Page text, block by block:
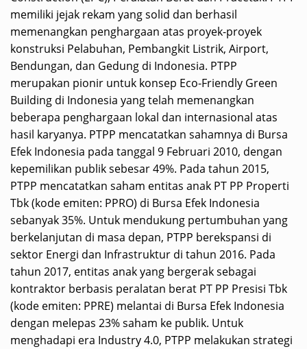
memiliki jejak rekam yang solid dan berhasil
memenangkan penghargaan atas proyek-proyek
konstruksi Pelabuhan, Pembangkit Listrik, Airport,
Bendungan, dan Gedung di Indonesia. PTPP
merupakan pionir untuk konsep Eco-Friendly Green
Building di Indonesia yang telah memenangkan
beberapa penghargaan lokal dan internasional atas
hasil karyanya. PTPP mencatatkan sahamnya di Bursa
Efek Indonesia pada tanggal 9 Februari 2010, dengan
kepemilikan publik sebesar 49%. Pada tahun 2015,
PTPP mencatatkan saham entitas anak PT PP Properti
Tbk (kode emiten: PPRO) di Bursa Efek Indonesia
sebanyak 35%. Untuk mendukung pertumbuhan yang
berkelanjutan di masa depan, PTPP berekspansi di
sektor Energi dan Infrastruktur di tahun 2016. Pada
tahun 2017, entitas anak yang bergerak sebagai
kontraktor berbasis peralatan berat PT PP Presisi Tbk
(kode emiten: PPRE) melantai di Bursa Efek Indonesia
dengan melepas 23% saham ke publik. Untuk
menghadapi era Industry 4.0, PTPP melakukan strategi